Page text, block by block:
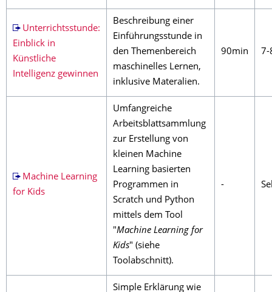
Unterrichtsstunde:
Einblick in
Künstliche
Intelligenz gewinnen
Beschreibung einer
Einführungsstunde in
den Themenbereich
maschinelles Lernen,
inklusive Materalien.
90min 7-
Machine Learning
for Kids
Umfangreiche
Arbeitsblattsammlung
zur Erstellung von
kleinen Machine
Learning basierten
Programmen in
Scratch und Python
mittels dem Tool
"Machine Learning for
Kids" (siehe
Toolabschnitt).
-
Simple Erklärung wie